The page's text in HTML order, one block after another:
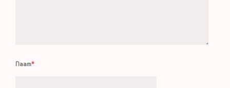
Naam*